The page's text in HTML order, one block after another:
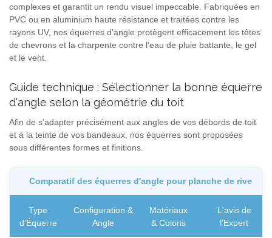
complexes et garantit un rendu visuel impeccable. Fabriquées en
PVC ou en aluminium haute résistance et traitées contre les
rayons UV, nos équerres d'angle protègent efficacement les têtes
de chevrons et la charpente contre l'eau de pluie battante, le gel
et le vent.
Guide technique : Sélectionner la bonne équerre
d'angle selon la géométrie du toit
Afin de s'adapter précisément aux angles de vos débords de toit
et à la teinte de vos bandeaux, nos équerres sont proposées
sous différentes formes et finitions.
Comparatif des équerres d'angle pour planche de rive
Type
d'Équerre
Configuration &
Angle
Matériaux
& Coloris
L'avis de
l'Expert